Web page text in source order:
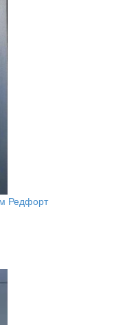
Редфорт